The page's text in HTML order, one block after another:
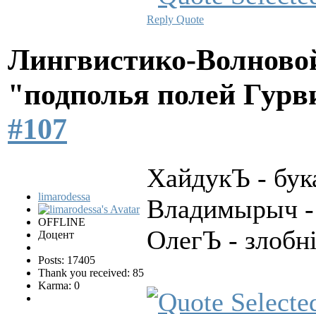
Reply Quote
Лингвистико-
"подполья полей
#107
limarodessa
OFFLINE
Доцент
Posts: 17405
Thank you received: 85
Karma: 0
ХайдукЪ -
Владимырыч -
ОлегЪ -